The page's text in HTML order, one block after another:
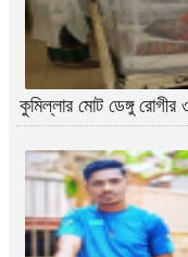
কুমিল্লার মোট ডেঙ্গু রোগীর